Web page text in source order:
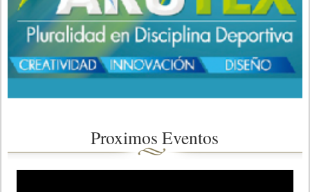
Proximos Eventos